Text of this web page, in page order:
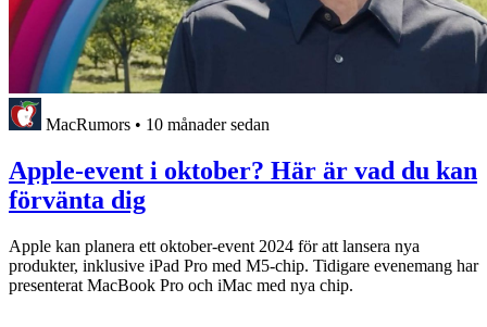
MacRumors • 10 månader sedan
Apple-event i oktober? Här är vad du kan
förvänta dig
Apple kan planera ett oktober-event 2024 för att lansera nya
produkter, inklusive iPad Pro med M5-chip. Tidigare evenemang har
presenterat MacBook Pro och iMac med nya chip.